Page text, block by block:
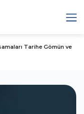
Tarihe Gömün ve